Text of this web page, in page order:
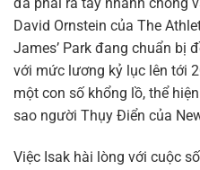
David Ornstein của The
James’ Park đang chuẩn bị
với mức lương kỷ lục lên tới
một con số khổng lồ, thể
sao người Thụy Điển của
Việc Isak hài lòng với cuộc